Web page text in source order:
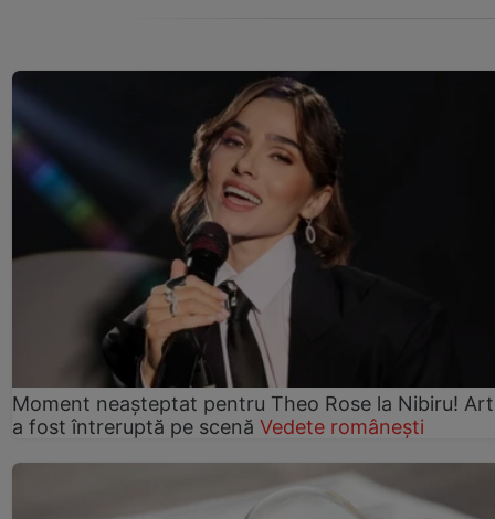
Moment neașteptat pentru Theo Rose la Nibiru!
a fost întreruptă pe scenă Vedete românești